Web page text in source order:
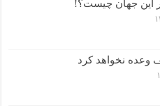
این جهان چیست؟!
وعده نخواهد کرد